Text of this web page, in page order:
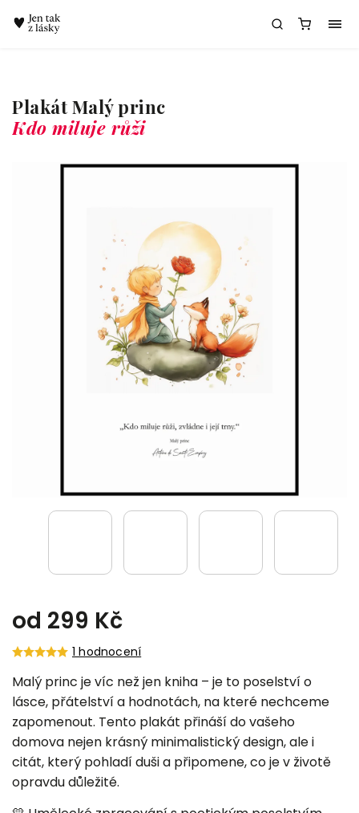
Plakát Malý princ
Kdo miluje růži
od 299 Kč
1 hodnocení
Malý princ je víc než jen kniha – je to poselství o
lásce, přátelství a hodnotách, na které nechceme
zapomenout. Tento plakát přináší do vašeho
domova nejen krásný minimalistický design, ale i
citát, který pohladí duši a připomene, co je v životě
opravdu důležité.